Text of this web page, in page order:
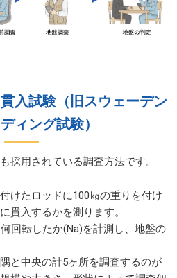
入試験（旧スウェーデン
ィング試験）​
採用されている調査方法です。​
けたロッドに100㎏の重りを付け
貫入するかを測ります。
回転したか(Na)を計測し、地盤の
と中央の計5ヶ所を調査するのが